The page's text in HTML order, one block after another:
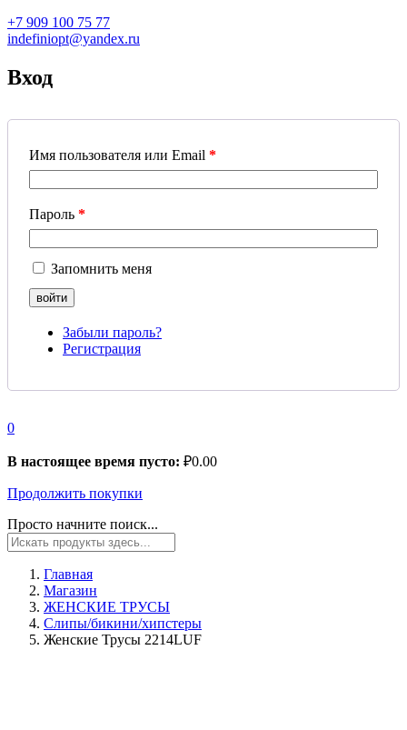
+7 909 100 75 77
indefiniopt@yandex.ru
Вход
Имя пользователя или Email *
Пароль *
Запомнить меня
Забыли пароль?
Регистрация
0
В настоящее время пусто: ₽0.00
Продолжить покупки
Просто начните поиск...
Главная
Магазин
ЖЕНСКИЕ ТРУСЫ
Слипы/бикини/хипстеры
Женские Трусы 2214LUF